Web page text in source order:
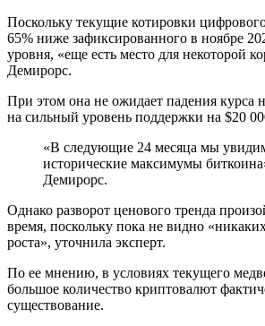
Поскольку текущие котировки
65% ниже зафиксированного в ноябре
уровня, «еще есть место для некоторой
Демирорс.
При этом она не ожидает падения курса
на сильный уровень поддержки на $20
«В следующие 24 месяца мы
исторические максимумы
Демирорс.
Однако разворот ценового тренда
время, поскольку пока не видно
роста», уточнила эксперт.
По ее мнению, в условиях текущего
большое количество криптовалют
существование.